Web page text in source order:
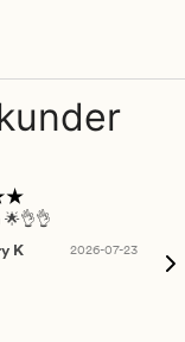
🌟👌👌
K
2026-07-23